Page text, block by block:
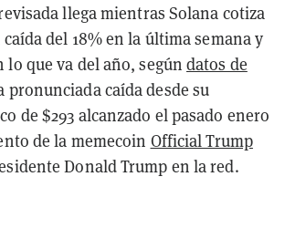
llega mientras Solana cotiza
caída del 18% en la última semana y
lo que va del año, segúndatos de
pronunciada caída desde su
de $293 alcanzado el pasado enero
de la memecoin Official Trump
Donald Trump en la red.